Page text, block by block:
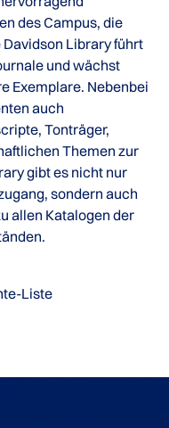
des Campus, die
Davidson Library führt
und wächst
Exemplare. Nebenbei
auch
Tonträger,
Themen zur
gibt es nicht nur
sondern auch
allen Katalogen der
Liste